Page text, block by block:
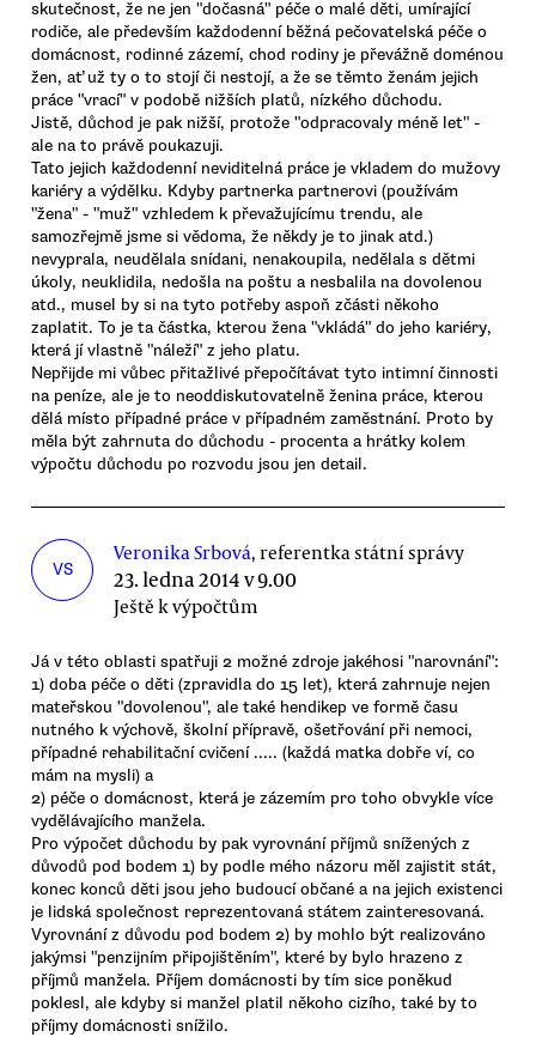
skutečnost, že ne jen "dočasná" péče o malé děti, umírající
rodiče, ale především každodenní běžná pečovatelská péče o
domácnost, rodinné zázemí, chod rodiny je převážně doménou
žen, ať už ty o to stojí či nestojí, a že se těmto ženám jejich
práce "vrací" v podobě nižších platů, nízkého důchodu.
Jistě, důchod je pak nižší, protože "odpracovaly méně let" -
ale na to právě poukazuji.
Tato jejich každodenní neviditelná práce je vkladem do mužovy
kariéry a výdělku. Kdyby partnerka partnerovi (používám
"žena" - "muž" vzhledem k převažujícímu trendu, ale
samozřejmě jsme si vědoma, že někdy je to jinak atd.)
nevyprala, neudělala snídani, nenakoupila, nedělala s dětmi
úkoly, neuklidila, nedošla na poštu a nesbalila na dovolenou
atd., musel by si na tyto potřeby aspoň zčásti někoho
zaplatit. To je ta částka, kterou žena "vkládá" do jeho kariéry,
která jí vlastně "náleží" z jeho platu.
Nepřijde mi vůbec přitažlivé přepočítávat tyto intimní činnosti
na peníze, ale je to neoddiskutovatelně ženina práce, kterou
dělá místo případné práce v případném zaměstnání. Proto by
měla být zahrnuta do důchodu - procenta a hrátky kolem
výpočtu důchodu po rozvodu jsou jen detail.
VS
Veronika Srbová, referentka státní správy
23. ledna 2014 v 9.00
Ještě k výpočtům
Já v této oblasti spatřuji 2 možné zdroje jakéhosi "narovnání":
1) doba péče o děti (zpravidla do 15 let), která zahrnuje nejen
mateřskou "dovolenou", ale také hendikep ve formě času
nutného k výchově, školní přípravě, ošetřování při nemoci,
případné rehabilitační cvičení ..... (každá matka dobře ví, co
mám na mysli) a
2) péče o domácnost, která je zázemím pro toho obvykle více
vydělávajícího manžela.
Pro výpočet důchodu by pak vyrovnání příjmů snížených z
důvodů pod bodem 1) by podle mého názoru měl zajistit stát,
konec konců děti jsou jeho budoucí občané a na jejich existenci
je lidská společnost reprezentovaná státem zainteresovaná.
Vyrovnání z důvodu pod bodem 2) by mohlo být realizováno
jakýmsi "penzijním připojištěním", které by bylo hrazeno z
příjmů manžela. Příjem domácnosti by tím sice poněkud
poklesl, ale kdyby si manžel platil někoho cizího, také by to
příjmy domácnosti snížilo.